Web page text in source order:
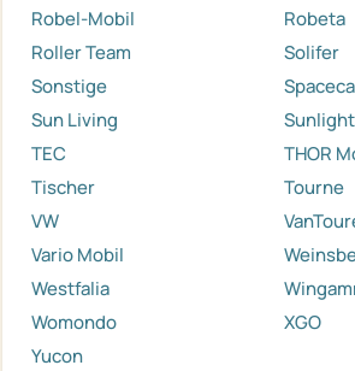
Robel-Mobil
Robeta
Roller Team
Solifer
Sonstige
Sun Living
Sunlight
TEC
THOR
Tischer
Tourne
VW
Vario Mobil
Westfalia
Womondo
XGO
Yucon